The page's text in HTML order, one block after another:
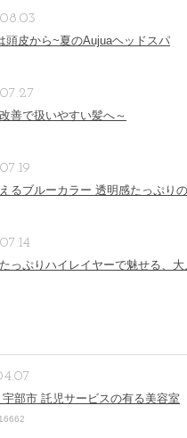
頭皮から~夏のAujuaヘッドスパ
善で扱いやすい髪へ～
るブルーカラー 透明感たっぷり
っぷりハイレイヤーで魅せる、大
宇部市 託児サービスの有る美容室